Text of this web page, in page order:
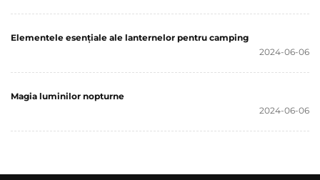
Elementele esențiale ale lanternelor pentru camping
2024-06-06
Magia luminilor nopturne
2024-06-06